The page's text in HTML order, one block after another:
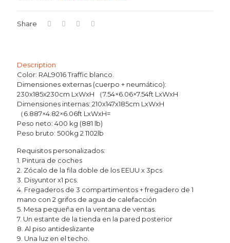
Share
Description
Color: RAL9016 Traffic blanco.
Dimensiones externas (cuerpo + neumático):
230x185x230cm LxWxH （7.54×6.06×7.54ft LxWxH
Dimensiones internas: 210x147x185cm LxWxH
（6.887×4.82×6.06ft LxWxH=
Peso neto: 400 kg (881 lb)
Peso bruto: 500kg 2 1102lb
Requisitos personalizados:
1. Pintura de coches
2. Zócalo de la fila doble de los EEUU x 3pcs
3. Disyuntor x1 pcs.
4. Fregaderos de 3 compartimentos + fregadero de 1
mano con 2 grifos de agua de calefacción
5. Mesa pequeña en la ventana de ventas.
7. Un estante de la tienda en la pared posterior
8. Al piso antideslizante
9. Una luz en el techo.